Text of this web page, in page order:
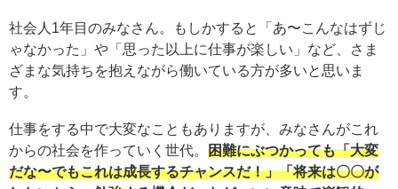
社会人1年目のみなさん。もしかすると「あ〜こんなはずじ
ゃなかった」や「思った以上に仕事が楽しい」など、さま
ざまな気持ちを抱えながら働いている方が多いと思いま
す。
仕事をする中で大変なこともありますが、みなさんがこれ
からの社会を作っていく世代。 困難にぶつかっても「大変
だな〜でもこれは成長するチャンスだ！」「将来は〇〇が